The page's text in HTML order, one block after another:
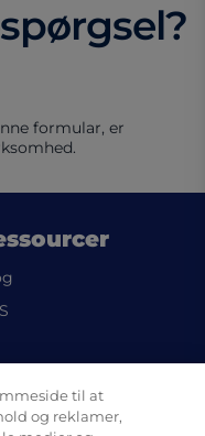
formular, er
til at
og reklamer,